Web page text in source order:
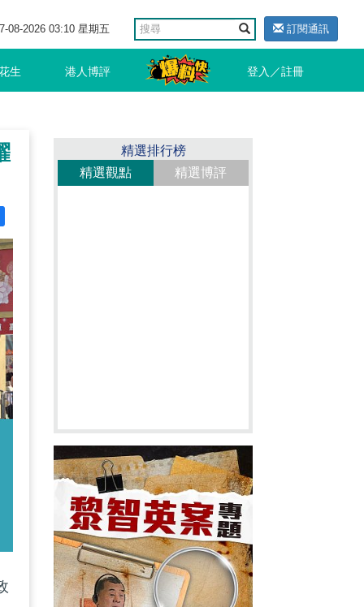
08-2026 03:10 星期五 訂閱通訊
生 港人博評 登入／註冊
精選排行榜
精選觀點
精選博評